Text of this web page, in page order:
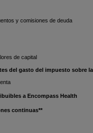
y comisiones de deuda
de capital
del gasto del impuesto sobre
a Encompass Health
continuas**